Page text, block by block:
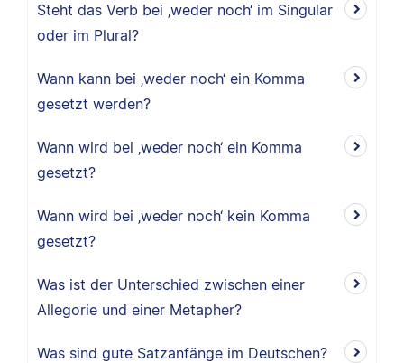
Steht das Verb bei ‚weder noch‘ im Singular
oder im Plural?
Wann kann bei ‚weder noch‘ ein Komma
gesetzt werden?
Wann wird bei ‚weder noch‘ ein Komma
gesetzt?
Wann wird bei ‚weder noch‘ kein Komma
gesetzt?
Was ist der Unterschied zwischen einer
Allegorie und einer Metapher?
Was sind gute Satzanfänge im Deutschen?